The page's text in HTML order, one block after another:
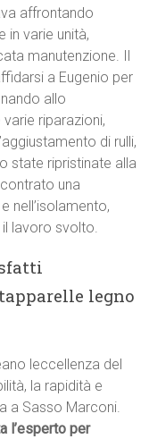
affrontando
in varie unità,
manutenzione. Il
a Eugenio per
allo
varie riparazioni,
di rulli,
state ripristinate alla
una
nell’isolamento,
lavoro svolto.
legno
leccellenza del
la rapidità e
a Sasso Marconi.
l’esperto per